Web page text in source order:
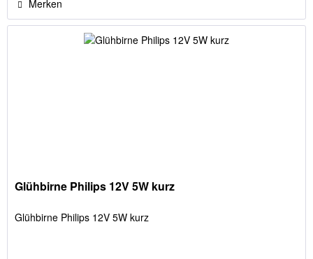
Merken
Glühbirne Philips 12V 5W kurz
Glühbirne Philips 12V 5W kurz